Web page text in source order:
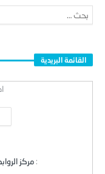
القائمة البريدية
: مركز